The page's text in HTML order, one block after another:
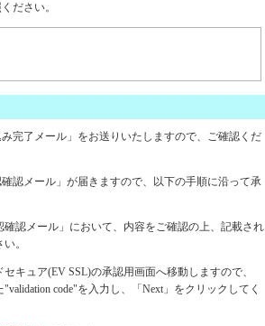
ださい。
完了メール」をお送りいたしますので、ご確認くだ
認メール」が届きますので、以下の手順に沿って承
認メール」において、内容をご確認の上、記載され
。
キュア(EV SSL)の承認用画面へ移動しますので、
code"を入力し、「Next」をクリックしてく